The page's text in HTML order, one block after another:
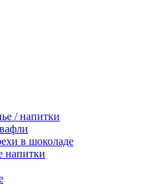
/ напитки
в шоколаде
напитки